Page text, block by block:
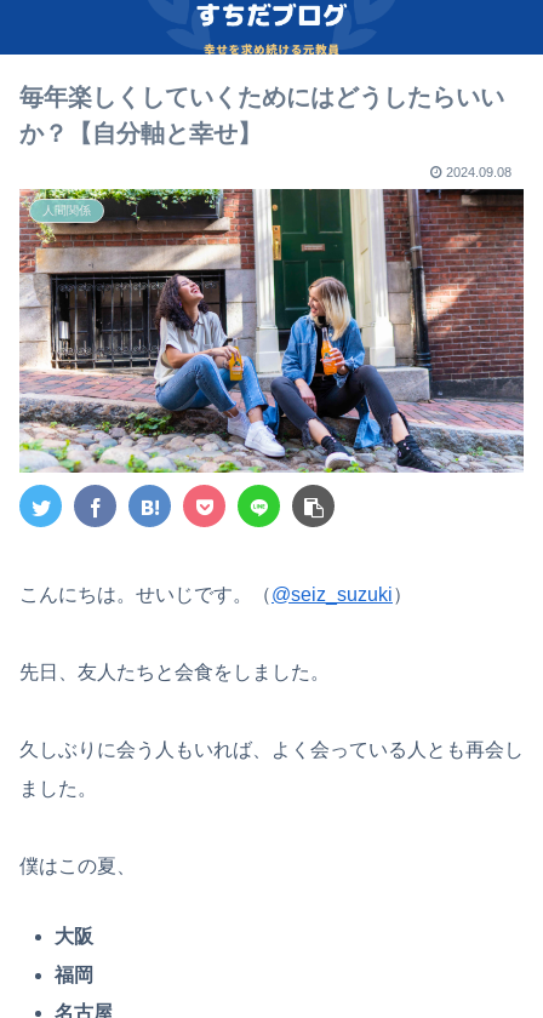
毎年楽しくしていくためにはどうしたらいい
か？【自分軸と幸せ】
2024.09.08
人間関係
こんにちは。せいじです。（@seiz_suzuki）
先日、友人たちと会食をしました。
久しぶりに会う人もいれば、よく会っている人とも再会し
ました。
僕はこの夏、
大阪
福岡
名古屋